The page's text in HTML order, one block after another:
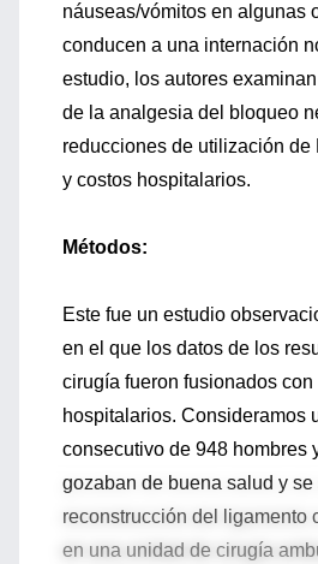
náuseas/vómitos en algunas
conducen a una internación
estudio, los autores
de la analgesia del bloqueo
reducciones de utilización de
y costos hospitalarios.
Métodos:
Este fue un estudio
en el que los datos de los
cirugía fueron fusionados
hospitalarios. Consideramos
consecutivo de 948 hombres
gozaban de buena salud y
reconstrucción del ligamento
en una unidad de cirugía